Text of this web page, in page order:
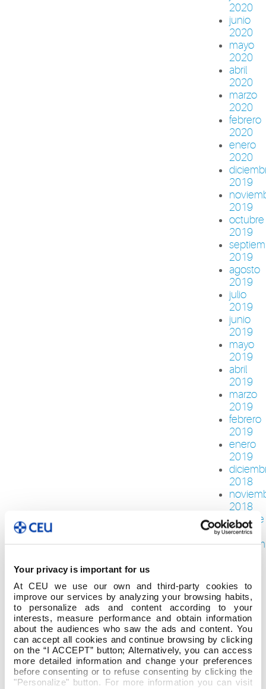
Your privacy is important for us
At CEU we use our own and third-party cookies to
improve our services by analyzing your browsing habits,
to personalize ads and content according to your
interests, measure performance and obtain information
about the audiences who saw the ads and content. You
can accept all cookies and continue browsing by clicking
on the “I ACCEPT” button; Alternatively, you can access
more detailed information and change your preferences
before consenting or to refuse consenting by clicking the
"Personalize" button. For more information you can visit
2020
junio
2020
mayo
2020
abril
2020
marzo
2020
febrero
2020
enero
2020
2019
2019
octubre
2019
2019
agosto
2019
julio
2019
junio
2019
mayo
2019
abril
2019
marzo
2019
febrero
2019
enero
2019
2018
2018
octubre
2018
2018
julio
2018
junio
2018
mayo
2018
abril
2018